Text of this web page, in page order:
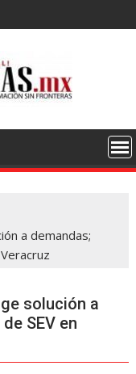
a demandas;
solución a
SEV en